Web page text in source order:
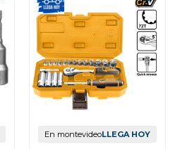
En montevideoLLEGA HOY